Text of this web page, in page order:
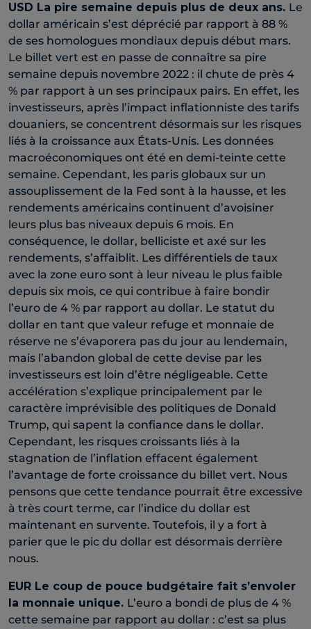
USD La pire semaine depuis plus de deux ans. Le
dollar américain s’est déprécié par rapport à 88 %
de ses homologues mondiaux depuis début mars.
Le billet vert est en passe de connaître sa pire
semaine depuis novembre 2022 : il chute de près 4
% par rapport à un ses principaux pairs. En effet, les
investisseurs, après l’impact inflationniste des tarifs
douaniers, se concentrent désormais sur les risques
liés à la croissance aux États-Unis. Les données
macroéconomiques ont été en demi-teinte cette
semaine. Cependant, les paris globaux sur un
assouplissement de la Fed sont à la hausse, et les
rendements américains continuent d’avoisiner
leurs plus bas niveaux depuis 6 mois. En
conséquence, le dollar, belliciste et axé sur les
rendements, s’affaiblit. Les différentiels de taux
avec la zone euro sont à leur niveau le plus faible
depuis six mois, ce qui contribue à faire bondir
l’euro de 4 % par rapport au dollar. Le statut du
dollar en tant que valeur refuge et monnaie de
réserve ne s’évaporera pas du jour au lendemain,
mais l’abandon global de cette devise par les
investisseurs est loin d’être négligeable. Cette
accélération s’explique principalement par le
caractère imprévisible des politiques de Donald
Trump, qui sapent la confiance dans le dollar.
Cependant, les risques croissants liés à la
stagnation de l’inflation effacent également
l’avantage de forte croissance du billet vert. Nous
pensons que cette tendance pourrait être excessive
à très court terme, car l’indice du dollar est
maintenant en survente. Toutefois, il y a fort à
parier que le pic du dollar est désormais derrière
nous.
EUR Le coup de pouce budgétaire fait s’envoler
la monnaie unique. L’euro a bondi de plus de 4 %
cette semaine par rapport au dollar : c’est sa plus